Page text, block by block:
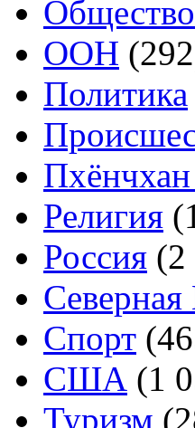
Общество
ООН
Политика
Религия
Россия (2
Северная
Спорт
США (1
Туризм